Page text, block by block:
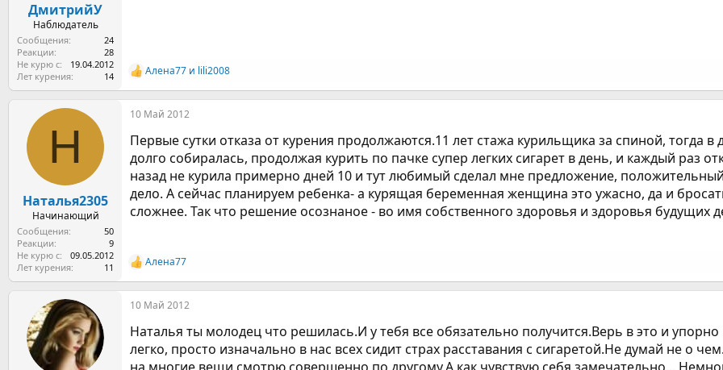
ДмитрийУ
Наблюдатель
Сообщения
24
Реакции
28
Не курю с
19.04.2012
Лет курения
14
Р
е
а
к
и
и
:
Алена77 и lili2008
Н
Наталья2305
Начинающий
Сообщения
50
Реакции
9
Не курю с
09.05.2012
Лет курения
11
10 Май 2012
Первые сутки отказа от курения продолжаются.11 лет стажа курильщика за спиной, тогда
долго собиралась, продолжая курить по пачке супер легких сигарет в день, и каждый раз
назад не курила примерно дней 10 и тут любимый сделал мне предложение,
дело. А сейчас планируем ребенка- а курящая беременная женщина это ужасно, да и
сложнее. Так что решение осознаное - во имя собственного здоровья и здоровья будущих
Р
е
а
к
и
и
:
Алена77
10 Май 2012
Наталья ты молодец что решилась.И у тебя все обязательно получится.Верь в это и
легко, просто изначально в нас всех сидит страх расставания с сигаретой.Не думай не о